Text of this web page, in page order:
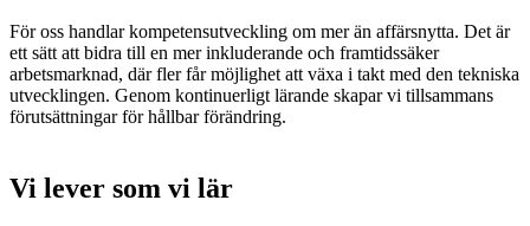
För oss handlar kompetensutveckling om mer än affärsnytta. Det är
ett sätt att bidra till en mer inkluderande och framtidssäker
arbetsmarknad, där fler får möjlighet att växa i takt med den tekniska
utvecklingen. Genom kontinuerligt lärande skapar vi tillsammans
förutsättningar för hållbar förändring.
Vi lever som vi lär